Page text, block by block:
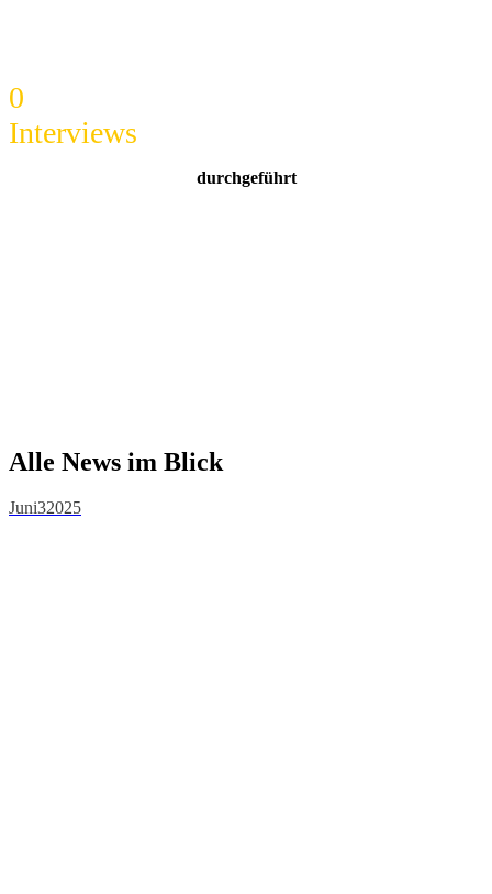
0
Interviews
durchgeführt
Alle News im Blick
Juni32025